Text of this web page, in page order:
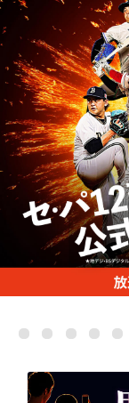
ウェブ
今日・明日
邦画
国内ドラ
スポー
音楽
ドキュメンタリ